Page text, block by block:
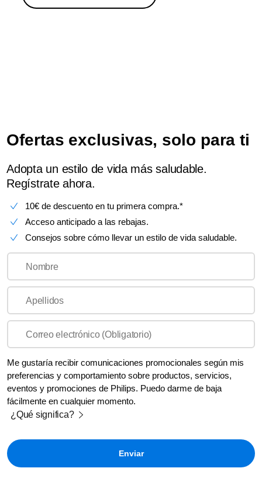
Ofertas exclusivas, solo para ti
Adopta un estilo de vida más saludable.
Regístrate ahora.
10€ de descuento en tu primera compra.*
Acceso anticipado a las rebajas.
Consejos sobre cómo llevar un estilo de vida saludable.
Nombre
Apellidos
Correo electrónico (Obligatorio)
Me gustaría recibir comunicaciones promocionales según mis
preferencias y comportamiento sobre productos, servicios,
eventos y promociones de Philips. Puedo darme de baja
fácilmente en cualquier momento.
¿Qué significa?